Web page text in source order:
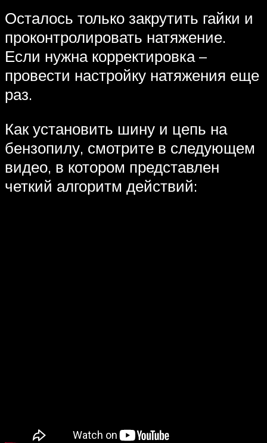
Осталось только закрутить гайки и
проконтролировать натяжение.
Если нужна корректировка –
провести настройку натяжения еще
раз.
Как установить шину и цепь на
бензопилу, смотрите в следующем
видео, в котором представлен
четкий алгоритм действий: